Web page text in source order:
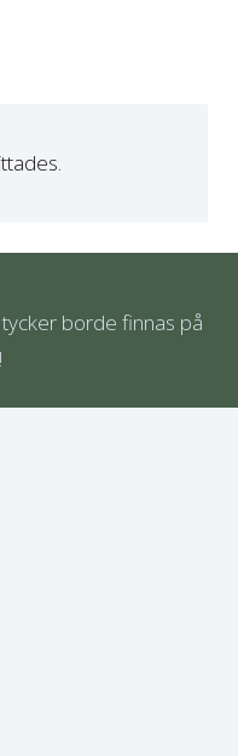
borde finnas på